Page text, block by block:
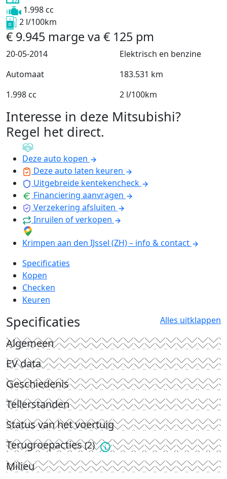
1.998 cc
2 l/100km
€ 9.945 marge va € 125 pm
20-05-2014
Elektrisch en benzine
Automaat
183.531 km
1.998 cc
2 l/100km
Interesse in deze Mitsubishi?
Regel het direct.
Deze auto kopen
Deze auto laten keuren
Uitgebreide kentekencheck
Financiering aanvragen
Verzekering afsluiten
Inruilen of verkopen
Krimpen aan den IJssel (ZH) – info & contact
Specificaties
Kopen
Checken
Keuren
Specificaties Alles uitklappen
Algemeen
EV data
Geschiedenis
Tellerstanden
Status van het voertuig
Terugroepacties(2)
Milieu